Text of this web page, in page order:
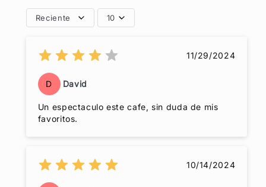
Reciente 10
11/29/2024
D David
Un espectaculo este cafe, sin duda de mis
favoritos.
10/14/2024